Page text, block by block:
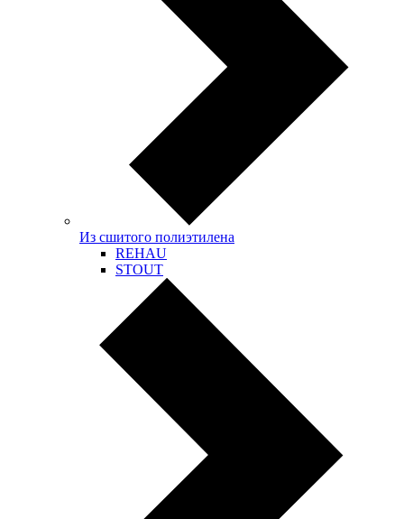
Из сшитого полиэтилена
REHAU
STOUT